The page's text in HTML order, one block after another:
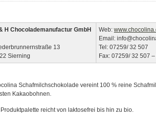
H Chocolademanufactur GmbH
13
Sierning
Web:
Email:
Tel: 07259/ 32 507
Fax: 07259/ 32 507 –
Schafmilchschokolade vereint 100 % reine
Kakaobohnen.
Produktpalette reicht von laktosefrei bis hin zu bio.